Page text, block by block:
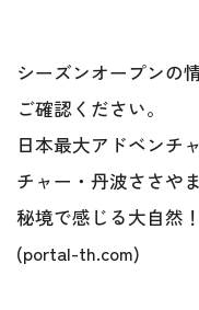
シーズンオープンの
ご確認ください。
日本最大アドベンチ
チャー・丹波ささや
秘境で感じる大自然
(portal-th.com)